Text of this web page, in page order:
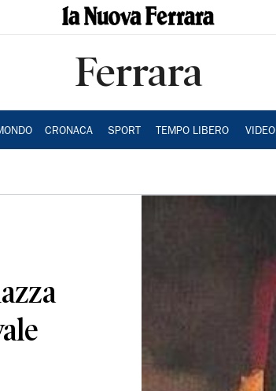
Ferrara
CRONACA SPORT TEMPO LIBERO VIDEO